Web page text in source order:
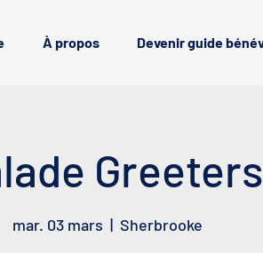
À propos Devenir guide
Greeters
mar. 03 mars
  |
Sherbrooke